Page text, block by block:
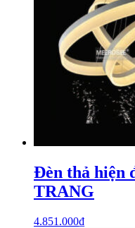
Đèn thả hiện
TRANG
4.851.000₫